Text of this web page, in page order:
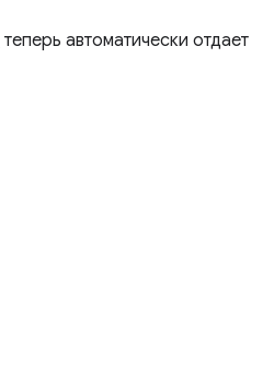
теперь автоматически отдает